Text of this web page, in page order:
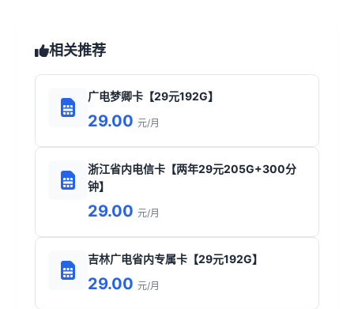
相关推荐
广电梦卿卡【29元192G】
29.00 元/月
浙江省内电信卡【两年29元205G+300分
钟】
29.00 元/月
吉林广电省内专属卡【29元192G】
29.00 元/月